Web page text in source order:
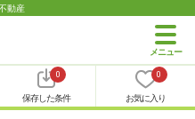
動産
0
保存した条件
0
お気に入り